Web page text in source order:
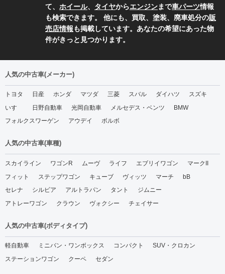
て、 ホイール、 タイヤからエンジンまで車パーツ情報
も検索できます。 他にも、買取、塗装、廃車処分の販
売店情報も掲載しています。あなたの希望にあった物
件がきっと見つかります。
人気の中古車(メーカー)
トヨタ 日産 ホンダ マツダ 三菱 スバル ダイハツ
スズキ
いすゞ
日野自動車 光岡自動車 メルセデス・ベンツ
BMW
フォルクスワーゲン
アウデイ ボルボ
人気の中古車(車種)
スカイライン ワゴンR ムーヴ ライフ エブリイワゴン
マークII
フィット
ステップワゴン キューブ ヴィッツ マーチ
bB
セレナ
シルビア アルトラパン タント
ジムニー
アトレーワゴン
クラウン ヴォクシー チェイサー
人気の中古車(ボディタイプ)
軽自動車 ミニバン・ワンボックス コンパクト
SUV・クロカン
ステーションワゴン
クーペ セダン